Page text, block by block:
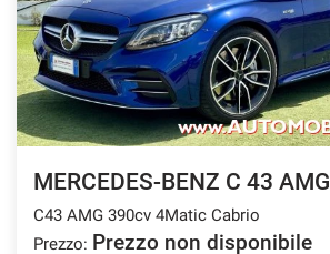
MERCEDES-BENZ C 43 AMG
C43 AMG 390cv 4Matic Cabrio
Prezzo: Prezzo non disponibile